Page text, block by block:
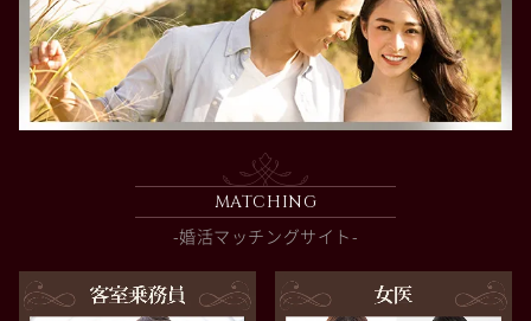
MATCHING
-婚活マッチングサイト-